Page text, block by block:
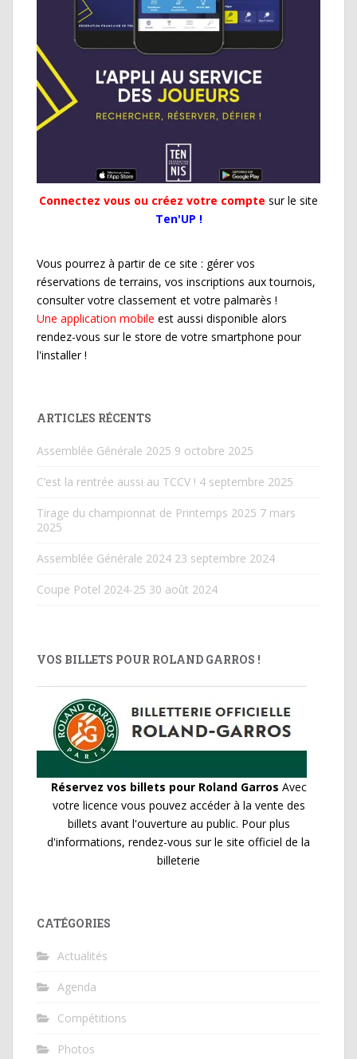
Connectez vous ou créez votre compte sur le site
Ten'UP !
Vous pourrez à partir de ce site : gérer vos
réservations de terrains, vos inscriptions aux tournois,
consulter votre classement et votre palmarès !
Une application mobile est aussi disponible alors
rendez-vous sur le store de votre smartphone pour
l'installer !
ARTICLES RÉCENTS
Assemblée Générale 2025 9 octobre 2025
C’est la rentrée aussi au TCCV ! 4 septembre 2025
Tirage du championnat de Printemps 2025 7 mars
2025
Assemblée Générale 2024 23 septembre 2024
Coupe Potel 2024-25 30 août 2024
VOS BILLETS POUR ROLAND GARROS !
Réservez vos billets pour Roland Garros Avec
votre licence vous pouvez accéder à la vente des
billets avant l'ouverture au public. Pour plus
d'informations, rendez-vous sur le site officiel de la
billeterie
CATÉGORIES
Actualités
Agenda
Compétitions
Photos